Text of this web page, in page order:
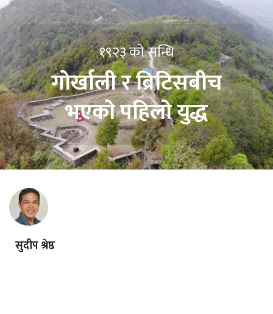
१९२३ को सन्धि
गोर्खाली र ब्रिटिसबीच
भएको पहिलो युद्ध
सुदीप श्रेष्ठ